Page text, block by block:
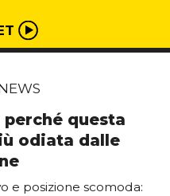
questa
odiata dalle
e posizione scomoda: